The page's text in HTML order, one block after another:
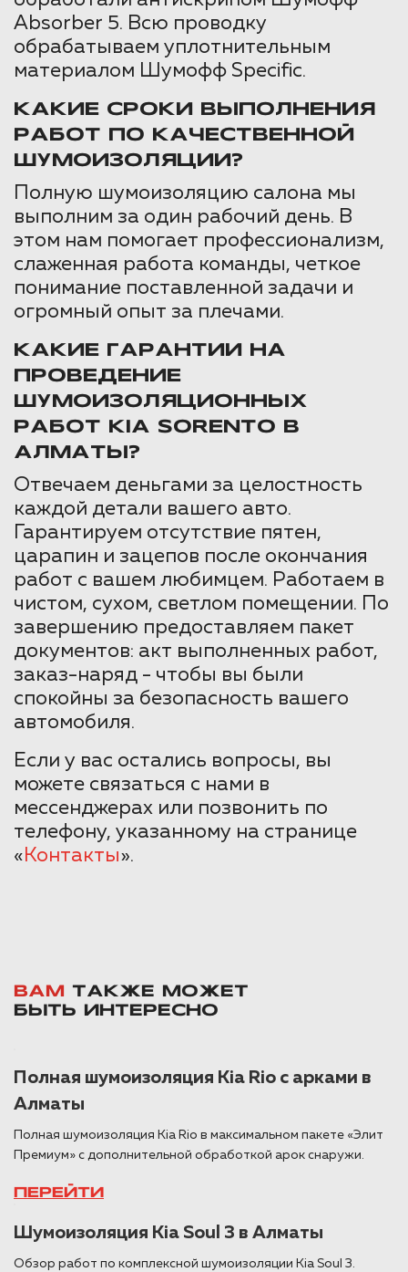
Absorber 5. Всю проводку
обрабатываем уплотнительным
материалом Шумофф Specific.
КАКИЕ СРОКИ ВЫПОЛНЕНИЯ
РАБОТ ПО КАЧЕСТВЕННОЙ
ШУМОИЗОЛЯЦИИ?
Полную шумоизоляцию салона мы
выполним за один рабочий день. В
этом нам помогает профессионализм,
слаженная работа команды, четкое
понимание поставленной задачи и
огромный опыт за плечами.
КАКИЕ ГАРАНТИИ НА
ПРОВЕДЕНИЕ
ШУМОИЗОЛЯЦИОННЫХ
РАБОТ KIA SORENTO В
АЛМАТЫ?
Отвечаем деньгами за целостность
каждой детали вашего авто.
Гарантируем отсутствие пятен,
царапин и зацепов после окончания
работ с вашем любимцем. Работаем в
чистом, сухом, светлом помещении. По
завершению предоставляем пакет
документов: акт выполненных работ,
заказ-наряд - чтобы вы были
спокойны за безопасность вашего
автомобиля.
Если у вас остались вопросы, вы
можете связаться с нами в
мессенджерах или позвонить по
телефону, указанному на странице
«Контакты».
ВАМ
ТАКЖЕ МОЖЕТ
БЫТЬ ИНТЕРЕСНО
Полная шумоизоляция Kia Rio с арками в
Алматы
Полная шумоизоляция Kia Rio в максимальном пакете «Элит
Премиум» с дополнительной обработкой арок снаружи.
ПЕРЕЙТИ
Шумоизоляция Kia Soul 3 в Алматы
Обзор работ по комплексной шумоизоляции Kia Soul 3.